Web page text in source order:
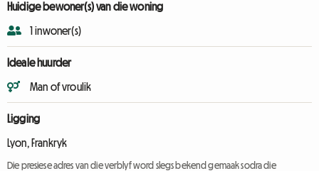
Huidige bewoner(s) van die woning
1 inwoner(s)
Ideale huurder
Man of vroulik
Ligging
Lyon, Frankryk
Die presiese adres van die verblyf word slegs bekend gemaak sodra die